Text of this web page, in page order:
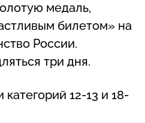
медаль,
билетом» на
России.
три дня.
12-13 и 18-